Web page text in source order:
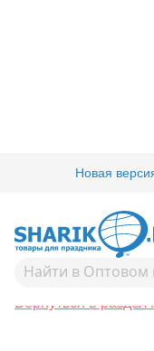
Новая
Товары для
Маска Заяц серый фетр/G
1501-5238
Вернуться в раздел